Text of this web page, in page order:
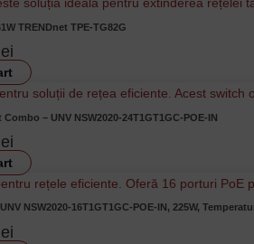
TRENDnet TPE-TG82G
– UNV NSW2020-24T1GT1GC-POE-IN
NSW2020-16T1GT1GC-POE-IN, 225W,